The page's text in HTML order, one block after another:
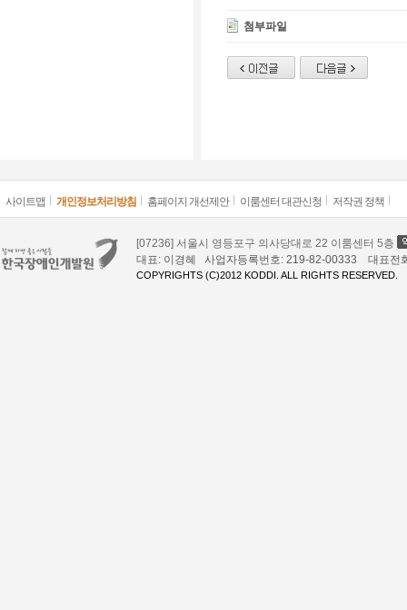
첨부파일
사이트맵 개인정보처리방침 홈페이지 개선제안 이룸센터 대관신청 저작권 정책
[07236] 서울시 영등포구 의사당대로 22 이룸센터 5층
대표: 이경혜 사업자등록번호: 219-82-00333 대표
COPYRIGHTS (C)2012 KODDI. ALL RIGHTS RESERVED.